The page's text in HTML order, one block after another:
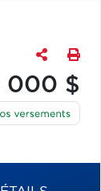
000 $